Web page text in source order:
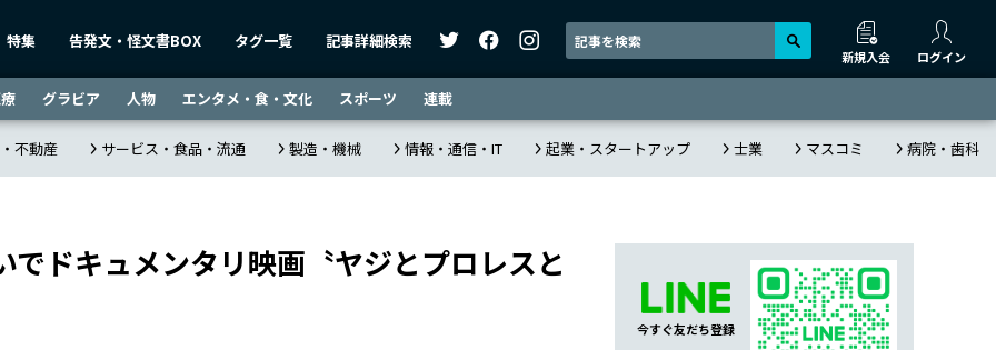
特集 告発文・怪文書BOX タグ一覧 記事詳細検索
新規入会 ログイン
グラビア 人物 エンタメ・食・文化 スポーツ 連載
不動産 サービス・食品・流通 製造・機械 情報・通信・IT 起業・スタートアップ 士業 マスコミ 病院・歯科
ドキュメンタリ映画〝ヤジとプロレスと
今すぐ友だち登録